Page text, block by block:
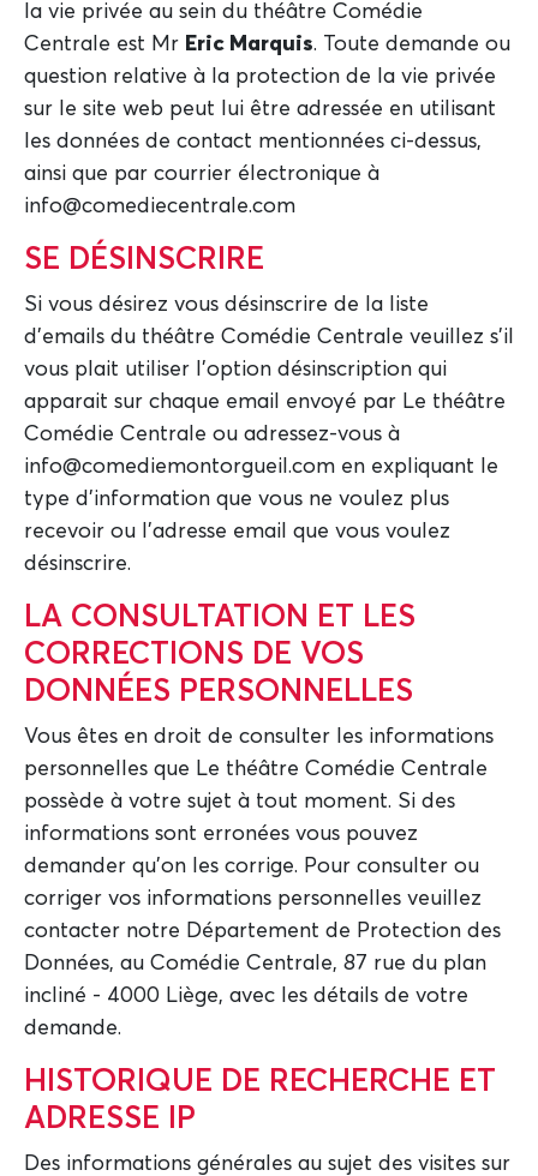
la vie privée au sein du théâtre Comédie
Centrale est Mr Eric Marquis. Toute demande ou
question relative à la protection de la vie privée
sur le site web peut lui être adressée en utilisant
les données de contact mentionnées ci-dessus,
ainsi que par courrier électronique à
info@comediecentrale.com
SE DÉSINSCRIRE
Si vous désirez vous désinscrire de la liste
d'emails du théâtre Comédie Centrale veuillez s'il
vous plait utiliser l'option désinscription qui
apparait sur chaque email envoyé par Le théâtre
Comédie Centrale ou adressez-vous à
info@comediemontorgueil.com en expliquant le
type d'information que vous ne voulez plus
recevoir ou l'adresse email que vous voulez
désinscrire.
LA CONSULTATION ET LES
CORRECTIONS DE VOS
DONNÉES PERSONNELLES
Vous êtes en droit de consulter les informations
personnelles que Le théâtre Comédie Centrale
possède à votre sujet à tout moment. Si des
informations sont erronées vous pouvez
demander qu'on les corrige. Pour consulter ou
corriger vos informations personnelles veuillez
contacter notre Département de Protection des
Données, au Comédie Centrale, 87 rue du plan
incliné - 4000 Liège, avec les détails de votre
demande.
HISTORIQUE DE RECHERCHE ET
ADRESSE IP
Des informations générales au sujet des visites sur